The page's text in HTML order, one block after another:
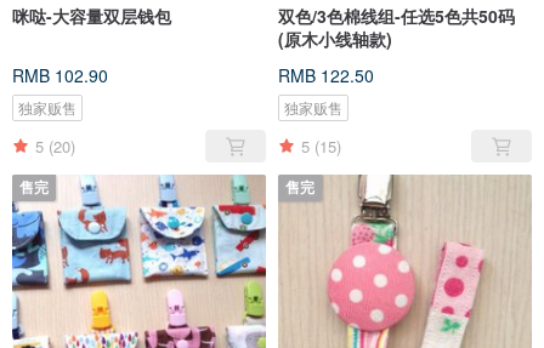
咪哒-大容量双层钱包
RMB 102.90
独家贩售
5 (20)
双色/3色棉线组-任选5色共50码
(原木小线轴款)
RMB 122.50
独家贩售
5 (15)
售完 售完